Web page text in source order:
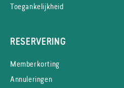
Toegankelijkheid
RESERVERING
Memberkorting
Annuleringen